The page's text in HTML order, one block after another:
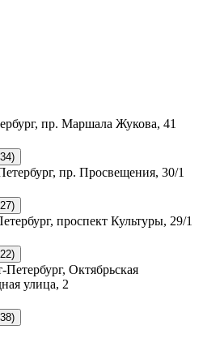
пр. Маршала Жукова, 41
пр. Просвещения, 30/1
проспект Культуры, 29/1
Петербург, Октябрьская
улица, 2